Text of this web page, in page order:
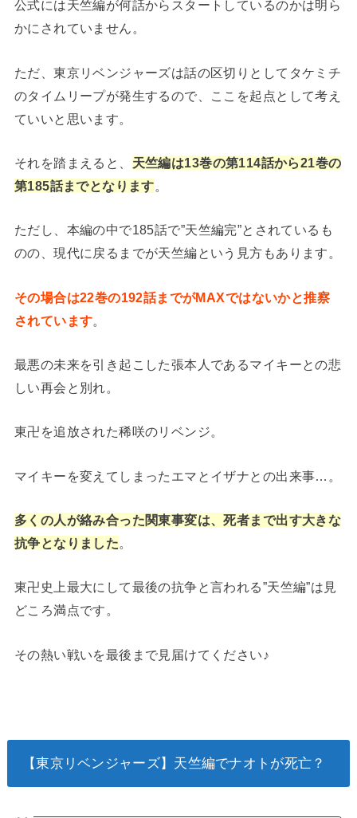
公式には天竺編が何話からスタートしているのかは明ら
かにされていません。
ただ、東京リベンジャーズは話の区切りとしてタケミチ
のタイムリープが発生するので、ここを起点として考え
ていいと思います。
それを踏まえると、 天竺編は13巻の第114話から21巻の
第185話までとなります。
ただし、 本編の中で185話で”天竺編完”とされているも
のの、現代に戻るまでが天竺編という見方もあります。
その場合は22巻の192話までがMAXではないかと推察
されています。
最悪の未来を引き起こした張本人であるマイキーとの悲
しい再会と別れ。
東卍を追放された稀咲のリベンジ。
マイキーを変えてしまったエマとイザナとの出来事…。
多くの人が絡み合った関東事変は、死者まで出す大きな
抗争となりました。
東卍史上最大にして最後の抗争と言われる”天竺編”は見
どころ満点です。
その熱い戦いを最後まで見届けてください♪
【東京リベンジャーズ】天竺編でナオトが死亡？